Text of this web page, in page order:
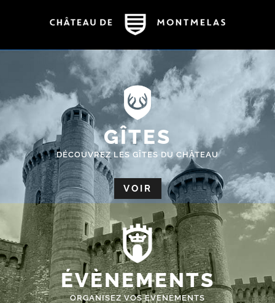
GÎTES
DÉCOUVREZ LES GÎTES DU CHÂTEAU
VOIR
ÉVÈNEMENTS
ORGANISEZ VOS EVENEMENTS